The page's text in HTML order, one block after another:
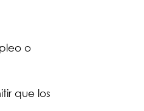
o
que los